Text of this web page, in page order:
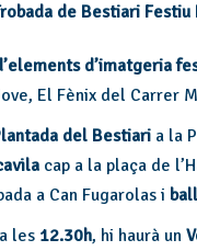
de Bestiari Festiu
d’imatgeria
El Fènix del Carrer
del Bestiari a la
cap a la plaça de
a Can Fugarolas i
les 12.30h, hi haurà un